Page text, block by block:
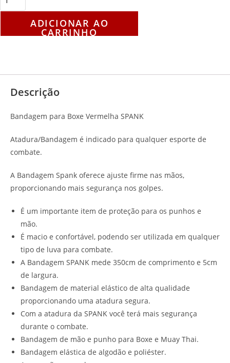
ADICIONAR AO
CARRINHO
Descrição
Bandagem para Boxe Vermelha SPANK
Atadura/Bandagem é indicado para qualquer esporte de
combate.
A Bandagem Spank oferece ajuste firme nas mãos,
proporcionando mais segurança nos golpes.
É um importante item de proteção para os punhos e
mão.
É macio e confortável, podendo ser utilizada em qualquer
tipo de luva para combate.
A Bandagem SPANK mede 350cm de comprimento e 5cm
de largura.
Bandagem de material elástico de alta qualidade
proporcionando uma atadura segura.
Com a atadura da SPANK você terá mais segurança
durante o combate.
Bandagem de mão e punho para Boxe e Muay Thai.
Bandagem elástica de algodão e poliéster.